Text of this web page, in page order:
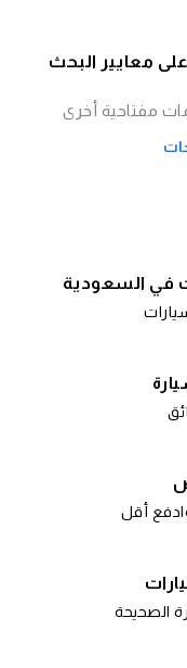
معايير البحث
مفتاحية أخرى
في السعودية
أقل
الصحيحة